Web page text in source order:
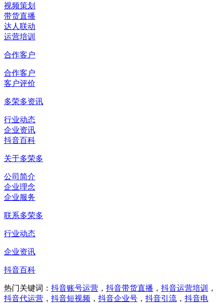
视频策划
带货直播
达人联动
运营培训
合作客户
合作客户
客户评价
多荣多资讯
行业动态
企业资讯
抖音百科
关于多荣多
公司简介
企业理念
企业服务
联系多荣多
行业动态
企业资讯
抖音百科
热门关键词： 抖音账号运营 ， 抖音带货直播 ， 抖音运营培训
，
抖音代运营 ， 抖音短视频 ， 抖音企业号 ， 抖音引流 ， 抖音电